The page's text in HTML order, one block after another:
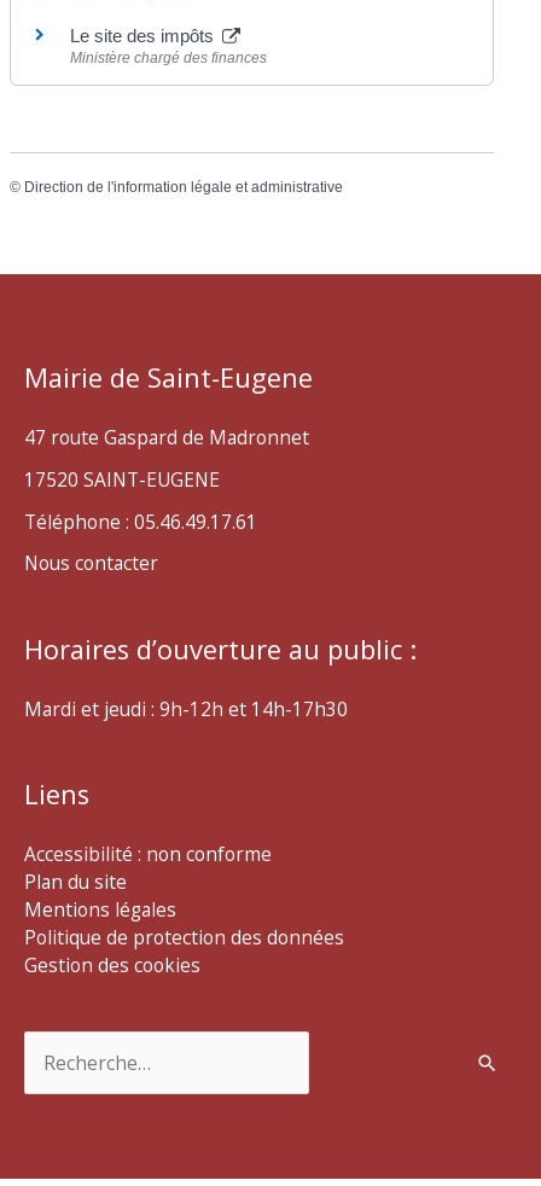
Le site des impôts
Ministère chargé des finances
© Direction de l'information légale et administrative
Mairie de Saint-Eugene
47 route Gaspard de Madronnet
17520 SAINT-EUGENE
Téléphone : 05.46.49.17.61
Nous contacter
Horaires d’ouverture au public :
Mardi et jeudi : 9h-12h et 14h-17h30
Liens
Accessibilité : non conforme
Plan du site
Mentions légales
Politique de protection des données
Gestion des cookies